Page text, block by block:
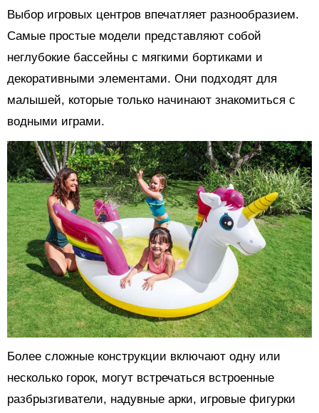
Выбор игровых центров впечатляет разнообразием.
Самые простые модели представляют собой
неглубокие бассейны с мягкими бортиками и
декоративными элементами. Они подходят для
малышей, которые только начинают знакомиться с
водными играми.
Более сложные конструкции включают одну или
несколько горок, могут встречаться встроенные
разбрызгиватели, надувные арки, игровые фигурки